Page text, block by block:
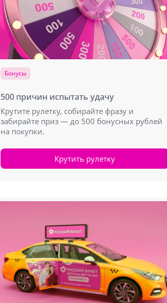
Бонусы
500 причин испытать удачу
Крутите рулетку, собирайте фразу и
забирайте приз — до 500 бонусных рублей
на покупки.
Крутить рулетку